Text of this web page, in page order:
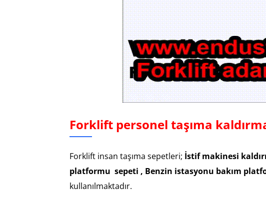
Forklift personel taşıma
Forklift insan taşıma sepetleri; İstif makinesi
platformu sepeti , Benzin istasyonu bakım
kullanılmaktadır.